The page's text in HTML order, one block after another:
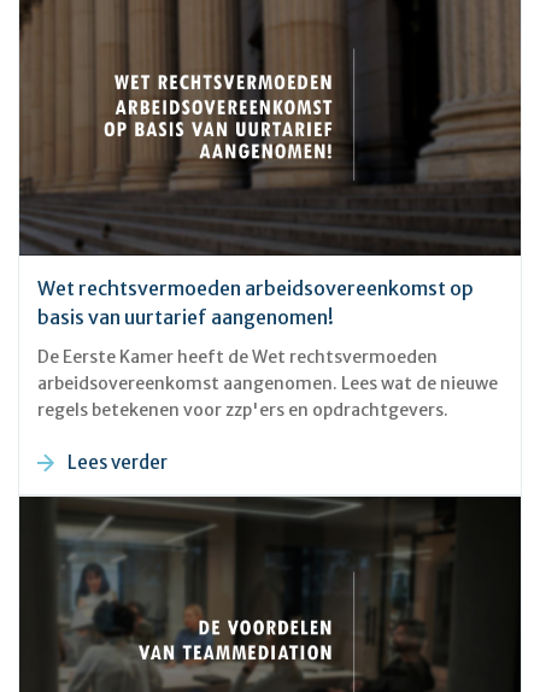
Wet rechtsvermoeden arbeidsovereenkomst op
basis van uurtarief aangenomen!
De Eerste Kamer heeft de Wet rechtsvermoeden
arbeidsovereenkomst aangenomen. Lees wat de nieuwe
regels betekenen voor zzp'ers en opdrachtgevers.
Lees verder